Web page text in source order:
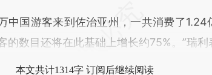
国游客来到佐治亚州，一共消费了1.24
数目还将在此基础上增长约75%。”瑞利
本文共计1314字 订阅后继续阅读